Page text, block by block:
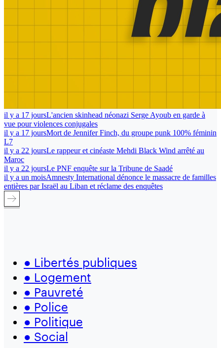
il y a 17 joursL'ancien skinhead néonazi Serge Ayoub en garde à
vue pour violences conjugales
il y a 17 joursMort de Jennifer Finch, du groupe punk 100% féminin
L7
il y a 22 joursLe rappeur et cinéaste Mehdi Black Wind arrêté au
Maroc
il y a 22 joursLe PNF enquête sur la Tribune de Saadé
il y a un moisAmnesty International dénonce le massacre de familles
entières par Israël au Liban et réclame des enquêtes
● Libertés publiques
● Logement
● Pauvreté
● Police
● Politique
● Social